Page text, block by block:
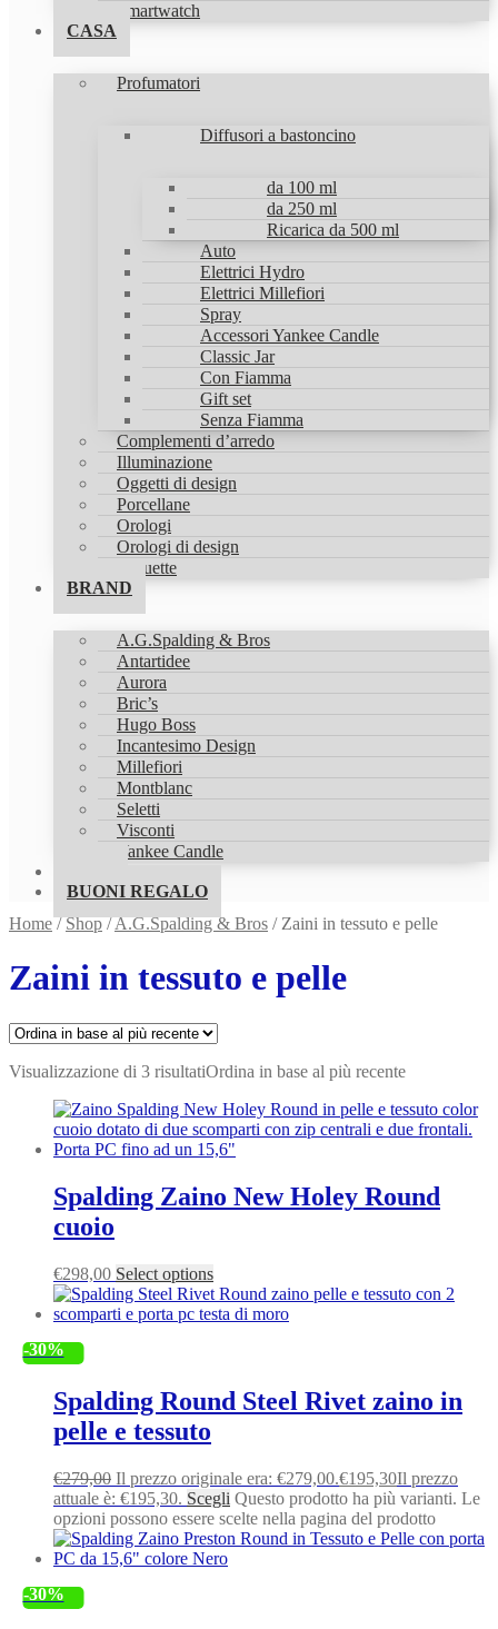
Smartwatch
CASA
Profumatori
Diffusori a bastoncino
da 100 ml
da 250 ml
Ricarica da 500 ml
Auto
Elettrici Hydro
Elettrici Millefiori
Spray
Accessori Yankee Candle
Classic Jar
Con Fiamma
Gift set
Senza Fiamma
Complementi d’arredo
Illuminazione
Oggetti di design
Porcellane
Orologi
Orologi di design
Statuette
BRAND
A.G.Spalding & Bros
Antartidee
Aurora
Bric’s
Hugo Boss
Incantesimo Design
Millefiori
Montblanc
Seletti
Visconti
Yankee Candle
BUONI REGALO
Home/Shop/A.G.Spalding & Bros / Zaini in tessuto e pelle
Zaini in tessuto e pelle
Visualizzazione di 3 risultatiOrdina in base al più recente
Spalding Zaino New Holey Round
cuoio
€298,00 Select options
-30%
Spalding Round Steel Rivet zaino in
pelle e tessuto
€279,00 Il prezzo originale era: €279,00.€195,30Il prezzo
attuale è: €195,30. Scegli Questo prodotto ha più varianti. Le
opzioni possono essere scelte nella pagina del prodotto
-30%